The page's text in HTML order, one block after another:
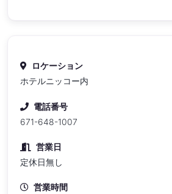
ロケーション
ホテルニッコー内
電話番号
671-648-1007
営業日
定休日無し
営業時間